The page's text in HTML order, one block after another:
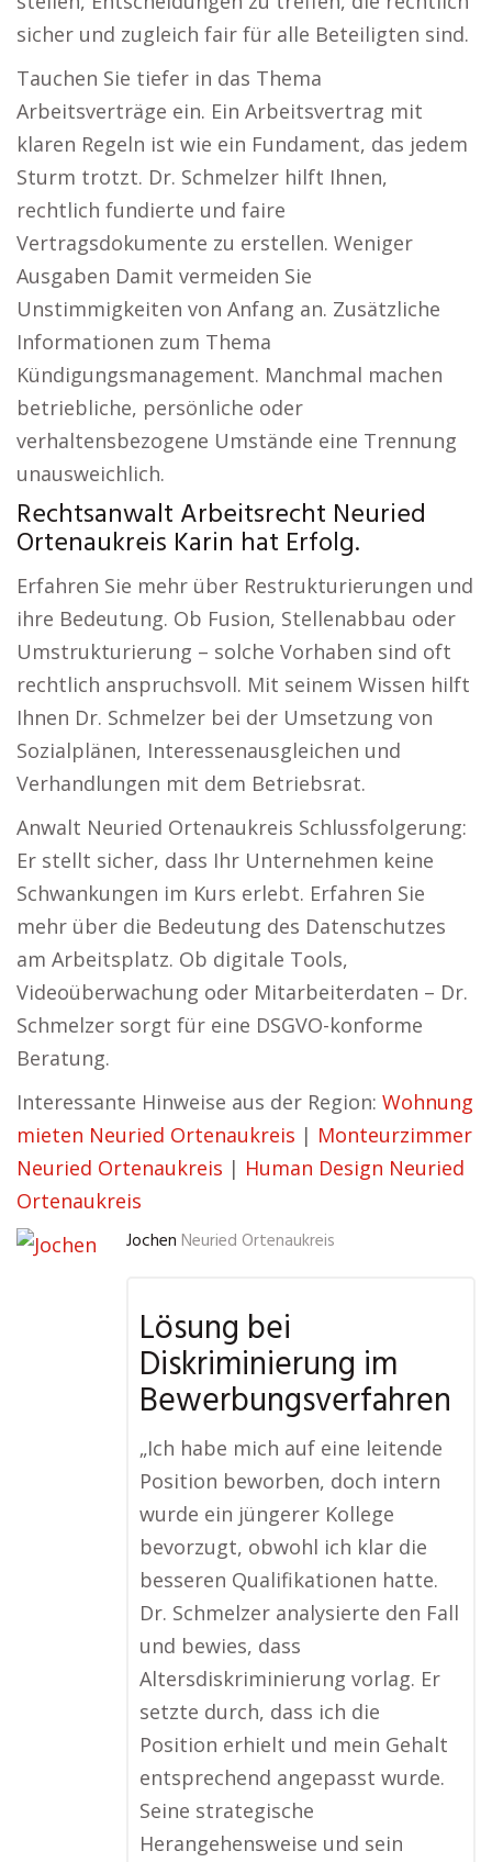
sicher und zugleich fair für alle Beteiligten sind.
Tauchen Sie tiefer in das Thema
Arbeitsverträge ein. Ein Arbeitsvertrag mit
klaren Regeln ist wie ein Fundament, das jedem
Sturm trotzt. Dr. Schmelzer hilft Ihnen,
rechtlich fundierte und faire
Vertragsdokumente zu erstellen. Weniger
Ausgaben Damit vermeiden Sie
Unstimmigkeiten von Anfang an. Zusätzliche
Informationen zum Thema
Kündigungsmanagement. Manchmal machen
betriebliche, persönliche oder
verhaltensbezogene Umstände eine Trennung
unausweichlich.
Rechtsanwalt Arbeitsrecht Neuried
Ortenaukreis Karin hat Erfolg.
Erfahren Sie mehr über Restrukturierungen und
ihre Bedeutung. Ob Fusion, Stellenabbau oder
Umstrukturierung – solche Vorhaben sind oft
rechtlich anspruchsvoll. Mit seinem Wissen hilft
Ihnen Dr. Schmelzer bei der Umsetzung von
Sozialplänen, Interessenausgleichen und
Verhandlungen mit dem Betriebsrat.
Anwalt Neuried Ortenaukreis Schlussfolgerung:
Er stellt sicher, dass Ihr Unternehmen keine
Schwankungen im Kurs erlebt. Erfahren Sie
mehr über die Bedeutung des Datenschutzes
am Arbeitsplatz. Ob digitale Tools,
Videoüberwachung oder Mitarbeiterdaten – Dr.
Schmelzer sorgt für eine DSGVO-konforme
Beratung.
Interessante Hinweise aus der Region: Wohnung
mieten Neuried Ortenaukreis | Monteurzimmer
Neuried Ortenaukreis | Human Design Neuried
Ortenaukreis
Jochen Neuried Ortenaukreis
Lösung bei
Diskriminierung im
Bewerbungsverfahren
„Ich habe mich auf eine leitende
Position beworben, doch intern
wurde ein jüngerer Kollege
bevorzugt, obwohl ich klar die
besseren Qualifikationen hatte.
Dr. Schmelzer analysierte den Fall
und bewies, dass
Altersdiskriminierung vorlag. Er
setzte durch, dass ich die
Position erhielt und mein Gehalt
entsprechend angepasst wurde.
Seine strategische
Herangehensweise und sein